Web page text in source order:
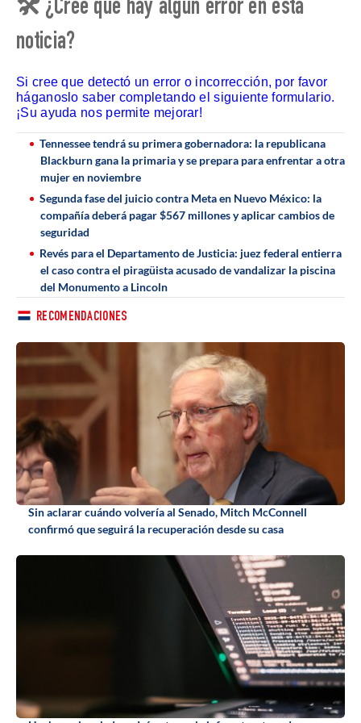
🛠 ¿Cree que hay algún error en esta
noticia?
Si cree que detectó un error o incorrección, por favor
háganoslo saber completando el siguiente formulario.
¡Su ayuda nos permite mejorar!
Tennessee tendrá su primera gobernadora: la republicana
Blackburn gana la primaria y se prepara para enfrentar a otra
mujer en noviembre
Segunda fase del juicio contra Meta en Nuevo México: la
compañía deberá pagar $567 millones y aplicar cambios de
seguridad
Revés para el Departamento de Justicia: juez federal entierra
el caso contra el piragüista acusado de vandalizar la piscina
del Monumento a Lincoln
RECOMENDACIONES
Sin aclarar cuándo volvería al Senado, Mitch McConnell
confirmó que seguirá la recuperación desde su casa